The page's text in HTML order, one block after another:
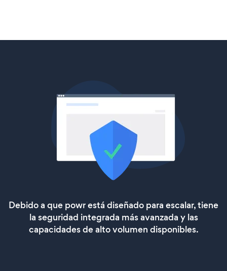
Debido a que powr está diseñado para escalar, tiene
la seguridad integrada más avanzada y las
capacidades de alto volumen disponibles.